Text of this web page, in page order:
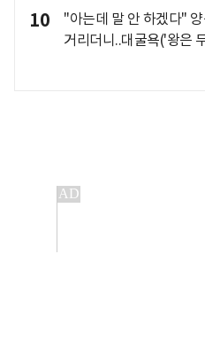
10
"아는데 말 안 하겠다"
거리더니..대굴욕('왕은